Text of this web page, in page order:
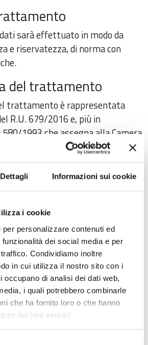
Dettagli Informazioni sui cookie
i cookie
personalizzare contenuti ed
dei social media e per
Condividiamo inoltre
in cui utilizza il nostro sito con i
occupano di analisi dei dati web,
i quali potrebbero combinarle
che ha fornito loro o che hanno
dei loro servizi.
sarà effettuato in modo da
e riservatezza, di norma con
del trattamento
trattamento è rappresentata
R.U. 679/2016 e, più in
1993 che assegna alla Camera
di curare i procedimenti
dati personali
del Trattamento
e con i Contitolari.
dei dati personali
non sono trasferiti a terzi e non
Stati membri dell’Unione
terzi non appartenenti all’Unione